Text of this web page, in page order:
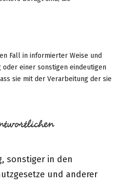
Fall in informierter Weise und
einer sonstigen eindeutigen
sie mit der Verarbeitung der sie
sonstiger in den
und anderer